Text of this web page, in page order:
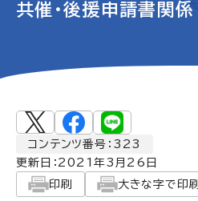
共催・後援申請書関係
コンテンツ番号：323
更新日： 2021年3月26日
印刷
大きな字で印刷